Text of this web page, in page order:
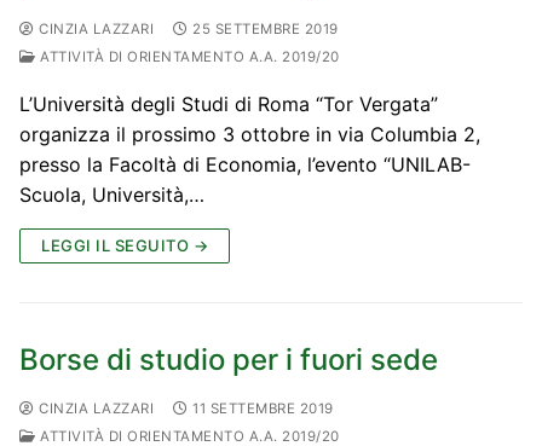
CINZIA LAZZARI
25 SETTEMBRE 2019
ATTIVITÀ DI ORIENTAMENTO A.A. 2019/20
L’Università degli Studi di Roma “Tor Vergata”
organizza il prossimo 3 ottobre in via Columbia 2,
presso la Facoltà di Economia, l’evento “UNILAB-
Scuola, Università,…
LEGGI IL SEGUITO →
Borse di studio per i fuori sede
CINZIA LAZZARI
11 SETTEMBRE 2019
ATTIVITÀ DI ORIENTAMENTO A.A. 2019/20